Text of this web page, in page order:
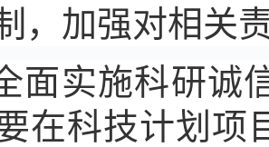
，加强对相关
面实施科研
在科技计划项